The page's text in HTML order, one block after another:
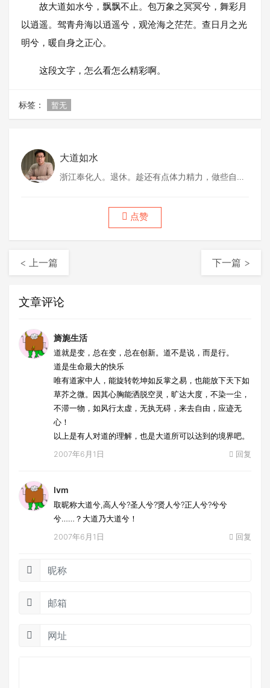
故大道如水兮，飘飘不止。包万象之冥冥兮，舞彩月
以逍遥。驾青舟海以逍遥兮，观沧海之茫茫。查日月之光
明兮，暖自身之正心。
这段文字，怎么看怎么精彩啊。
标签： 暂无
大道如水
浙江奉化人。退休。趁还有点体力精力，做些自己
点赞
< 上一篇 下一篇 >
文章评论
旖旎生活
道就是变，总在变，总在创新。道不是说，而是行。
道是生命最大的快乐
唯有道家中人，能旋转乾坤如反掌之易，也能放下天下如
草芥之微。因其心胸能洒脱空灵，旷达大度，不染一尘，
不滞一物，如风行太虚，无执无碍，来去自由，应迹无
心！
以上是有人对道的理解，也是大道所可以达到的境界吧。
2007年6月1日 回复
lvm
取昵称大道兮,高人兮?圣人兮?贤人兮?正人兮?兮兮
兮……？大道乃大道兮！
2007年6月1日 回复